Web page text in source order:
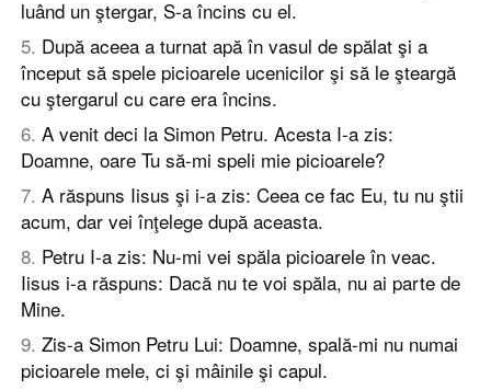
luând un ştergar, S-a încins cu el.
5. După aceea a turnat apă în vasul de spălat şi a
început să spele picioarele ucenicilor şi să le şteargă
cu ştergarul cu care era încins.
6. A venit deci la Simon Petru. Acesta I-a zis:
Doamne, oare Tu să-mi speli mie picioarele?
7. A răspuns Iisus şi i-a zis: Ceea ce fac Eu, tu nu ştii
acum, dar vei înţelege după aceasta.
8. Petru I-a zis: Nu-mi vei spăla picioarele în veac.
Iisus i-a răspuns: Dacă nu te voi spăla, nu ai parte de
Mine.
9. Zis-a Simon Petru Lui: Doamne, spală-mi nu numai
picioarele mele, ci şi mâinile şi capul.